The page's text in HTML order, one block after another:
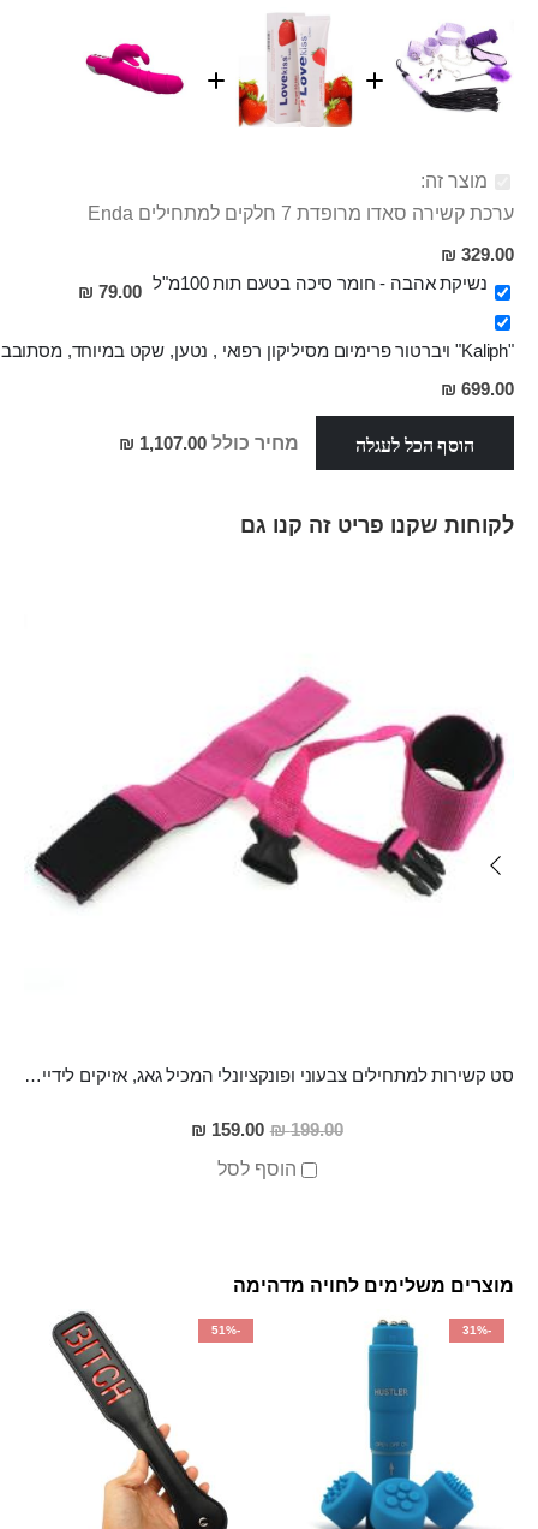
מוצר זה:
ערכת קשירה סאדו מרופדת 7 חלקים למתחילים Enda
329.00 ₪
נשיקת אהבה - חומר סיכה בטעם תות 100מ"ל
79.00 ₪
"Kaliph" ויברטור פרימיום מסיליקון רפואי , נטען, שקט במיוחד, מסתובב ומתפתל, שמנמן עם חדירה 14 סמ
מחיר
מבצע
699.00 ₪
הוסף הכל לעגלה מחיר כולל 1,107.00 ₪
לקוחות שקנו פריט זה קנו גם
סט קשירות למתחילים צבעוני ופונקציונלי המכיל גאג, אזיקים לידיים וכיסוי עיניים KAPO
199.00 ₪
מחיר
מבצע
159.00 ₪
הוסף לסל
מוצרים משלימים לחויה מדהימה
-31%
-51%